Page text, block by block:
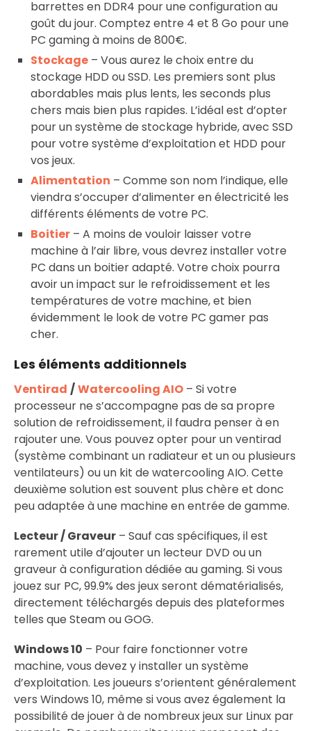
barrettes en DDR4 pour une configuration au
goût du jour. Comptez entre 4 et 8 Go pour une
PC gaming à moins de 800€.
Stockage – Vous aurez le choix entre du
stockage HDD ou SSD. Les premiers sont plus
abordables mais plus lents, les seconds plus
chers mais bien plus rapides. L’idéal est d’opter
pour un système de stockage hybride, avec SSD
pour votre système d’exploitation et HDD pour
vos jeux.
Alimentation – Comme son nom l’indique, elle
viendra s’occuper d’alimenter en électricité les
différents éléments de votre PC.
Boitier – A moins de vouloir laisser votre
machine à l’air libre, vous devrez installer votre
PC dans un boitier adapté. Votre choix pourra
avoir un impact sur le refroidissement et les
températures de votre machine, et bien
évidemment le look de votre PC gamer pas
cher.
Les éléments additionnels
Ventirad /Watercooling AIO – Si votre
processeur ne s’accompagne pas de sa propre
solution de refroidissement, il faudra penser à en
rajouter une. Vous pouvez opter pour un ventirad
(système combinant un radiateur et un ou plusieurs
ventilateurs) ou un kit de watercooling AIO. Cette
deuxième solution est souvent plus chère et donc
peu adaptée à une machine en entrée de gamme.
Lecteur / Graveur – Sauf cas spécifiques, il est
rarement utile d’ajouter un lecteur DVD ou un
graveur à configuration dédiée au gaming. Si vous
jouez sur PC, 99.9% des jeux seront dématérialisés,
directement téléchargés depuis des plateformes
telles que Steam ou GOG.
Windows 10 – Pour faire fonctionner votre
machine, vous devez y installer un système
d’exploitation. Les joueurs s’orientent généralement
vers Windows 10, même si vous avez également la
possibilité de jouer à de nombreux jeux sur Linux par